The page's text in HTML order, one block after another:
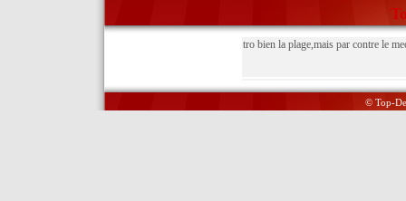
tro bien la plage,mais par contre le
© Top-